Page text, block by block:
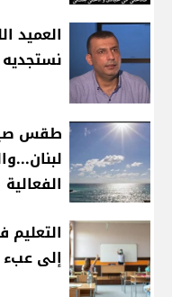
العميد
طقس
الفعالية
إلى عبء